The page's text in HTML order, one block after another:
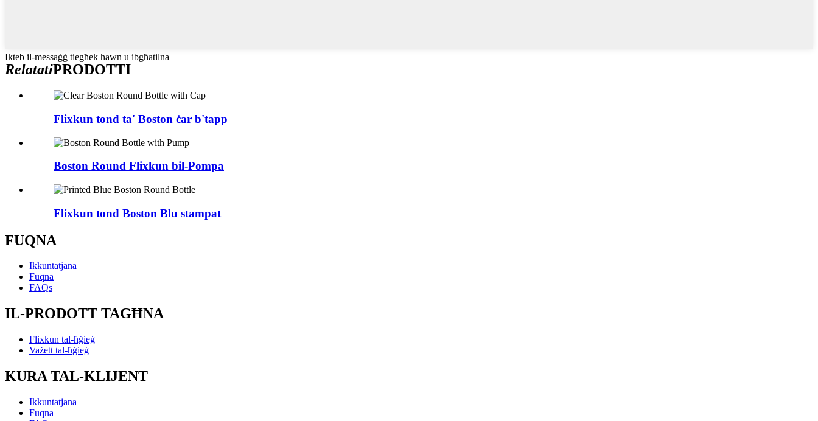
Ikteb il-messaġġ tiegħek hawn u ibgħatilna
RelatatiPRODOTTI
Flixkun tond ta' Boston ċar b'tapp
Boston Round Flixkun bil-Pompa
Flixkun tond Boston Blu stampat
FUQNA
Ikkuntatjana
Fuqna
FAQs
IL-PRODOTT TAGĦNA
Flixkun tal-ħġieġ
Vażett tal-ħġieġ
KURA TAL-KLIJENT
Ikkuntatjana
Fuqna